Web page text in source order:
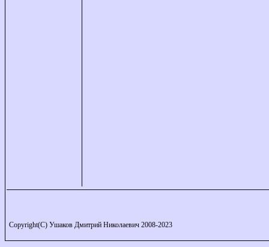
Copyright(C) Ушаков Дмитрий Николаевич 2008-2023